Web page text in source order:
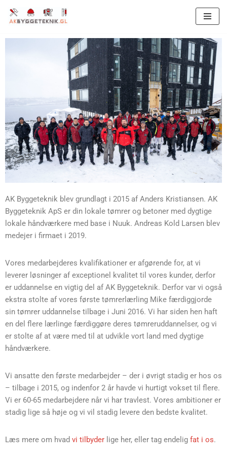
Spring
til
AK Byggeteknik blev grundlagt i 2015 af Anders Kristiansen. AK
Byggeteknik ApS er din lokale tømrer og betoner med dygtige
lokale håndværkere med base i Nuuk. Andreas Kold Larsen blev
medejer i firmaet i 2019.
Vores medarbejderes kvalifikationer er afgørende for, at vi
leverer løsninger af exceptionel kvalitet til vores kunder, derfor
er uddannelse en vigtig del af AK Byggeteknik. Derfor var vi også
ekstra stolte af vores første tømrerlærling Mike færdiggjorde
sin tømrer uddannelse tilbage i Juni 2016. Vi har siden hen haft
en del flere lærlinge færdiggøre deres tømreruddannelser, og vi
er stolte af at være med til at udvikle vort land med dygtige
håndværkere.
Vi ansatte den første medarbejder – der i øvrigt stadig er hos os
– tilbage i 2015, og indenfor 2 år havde vi hurtigt vokset til flere.
Vi er 60-65 medarbejdere når vi har travlest. Vores ambitioner er
stadig lige så høje og vi vil stadig levere den bedste kvalitet.
Læs mere om hvad vi tilbyder lige her, eller tag endelig fat i os.